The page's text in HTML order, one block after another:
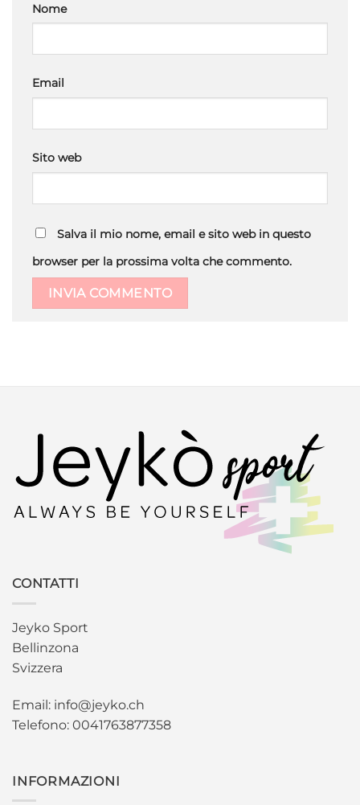
Nome
Email
Sito web
Salva il mio nome, email e sito web in questo
browser per la prossima volta che commento.
CONTATTI
Jeyko Sport
Bellinzona
Svizzera
Email: info@jeyko.ch
Telefono: 0041763877358
INFORMAZIONI